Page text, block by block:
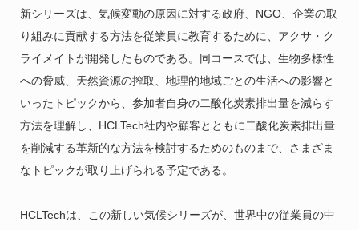
新シリーズは、気候変動の原因に対する政府、NGO、企業の取
り組みに貢献する方法を従業員に教育するために、アクサ・ク
ライメイトが開発したものである。同コースでは、生物多様性
への脅威、天然資源の搾取、地理的地域ごとの生活への影響と
いったトピックから、参加者自身の二酸化炭素排出量を減らす
方法を理解し、HCLTech社内や顧客とともに二酸化炭素排出量
を削減する革新的な方法を検討するためのものまで、さまざま
なトピックが取り上げられる予定である。
HCLTechは、この新しい気候シリーズが、世界中の従業員の中